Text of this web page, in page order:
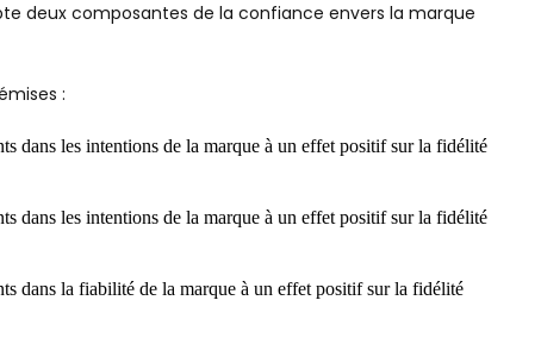
deux composantes de la confiance envers la marque
:
dans les intentions de la marque à un effet positif sur la fidélité
dans les intentions de la marque à un effet positif sur la fidélité
dans la fiabilité de la marque à un effet positif sur la fidélité